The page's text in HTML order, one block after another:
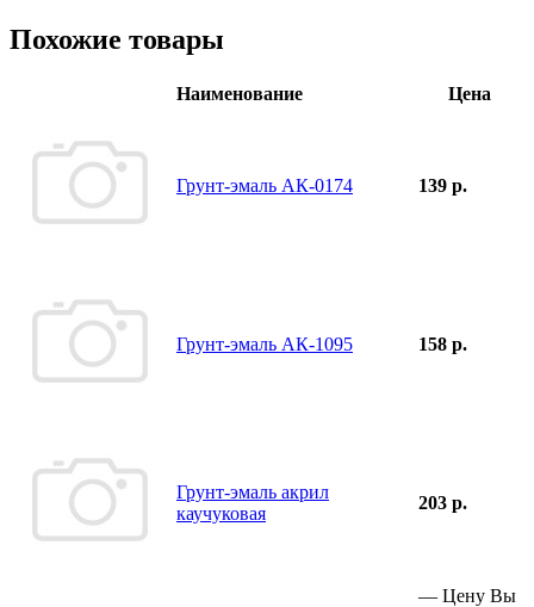
Похожие товары
Наименование Цена
Грунт-эмаль АК-0174 139 р.
Грунт-эмаль АК-1095 158 р.
Грунт-эмаль акрил
каучуковая
203 р.
— Цену Вы